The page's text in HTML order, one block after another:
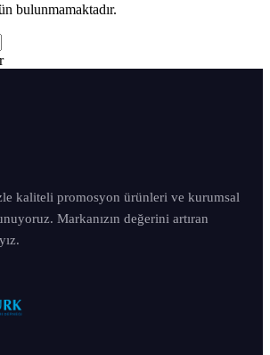
bulunmamaktadır.
kaliteli promosyon ürünleri ve kurumsal
Markanızın değerini artıran